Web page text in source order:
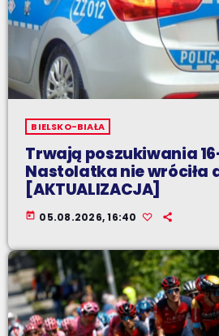
BIELSKO-BIAŁA
Trwają poszukiwania
Nastolatka nie wróciła
[AKTUALIZACJA]
today 05.08.2026, 16:40